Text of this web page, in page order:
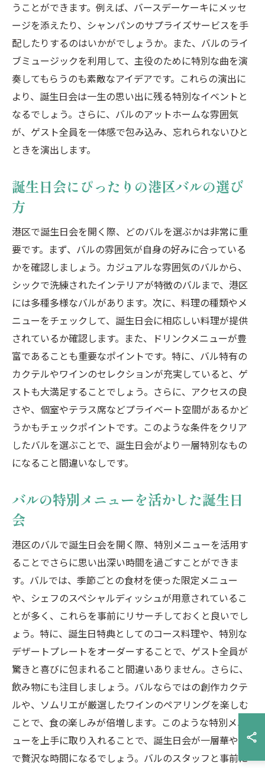
うことができます。例えば、バースデーケーキにメッセ
ージを添えたり、シャンパンのサプライズサービスを手
配したりするのはいかがでしょうか。また、バルのライ
ブミュージックを利用して、主役のために特別な曲を演
奏してもらうのも素敵なアイデアです。これらの演出に
より、誕生日会は一生の思い出に残る特別なイベントと
なるでしょう。さらに、バルのアットホームな雰囲気
が、ゲスト全員を一体感で包み込み、忘れられないひと
ときを演出します。
誕生日会にぴったりの港区バルの選び
方
港区で誕生日会を開く際、どのバルを選ぶかは非常に重
要です。まず、バルの雰囲気が自身の好みに合っている
かを確認しましょう。カジュアルな雰囲気のバルから、
シックで洗練されたインテリアが特徴のバルまで、港区
には多種多様なバルがあります。次に、料理の種類やメ
ニューをチェックして、誕生日会に相応しい料理が提供
されているか確認します。また、ドリンクメニューが豊
富であることも重要なポイントです。特に、バル特有の
カクテルやワインのセレクションが充実していると、ゲ
ストも大満足することでしょう。さらに、アクセスの良
さや、個室やテラス席などプライベート空間があるかど
うかもチェックポイントです。このような条件をクリア
したバルを選ぶことで、誕生日会がより一層特別なもの
になること間違いなしです。
バルの特別メニューを活かした誕生日
会
港区のバルで誕生日会を開く際、特別メニューを活用す
ることでさらに思い出深い時間を過ごすことができま
す。バルでは、季節ごとの食材を使った限定メニュー
や、シェフのスペシャルディッシュが用意されているこ
とが多く、これらを事前にリサーチしておくと良いでし
ょう。特に、誕生日特典としてのコース料理や、特別な
デザートプレートをオーダーすることで、ゲスト全員が
驚きと喜びに包まれること間違いありません。さらに、
飲み物にも注目しましょう。バルならではの創作カクテ
ルや、ソムリエが厳選したワインのペアリングを楽しむ
ことで、食の楽しみが倍増します。このような特別メニ
ューを上手に取り入れることで、誕生日会が一層華やか
で贅沢な時間になるでしょう。バルのスタッフと事前に